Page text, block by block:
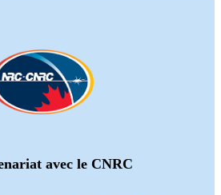
avec le CNRC